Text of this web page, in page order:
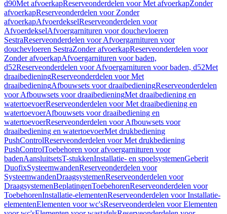
d90Met afvoerkapReserveonderdelen voor Met afvoerkapZonder
afvoerkapReserveonderdelen voor Zonder
afvoerkapAfvoerdekselReserveonderdelen voor
AfvoerdekselAfvoergarnituren voor douchevloeren
SestraReserveonderdelen voor Afvoergarnituren voor
douchevloeren SestraZonder afvoerkapReserveonderdelen voor
Zonder afvoerkapAfvoergarnituren voor baden,
d52Reserveonderdelen voor Afvoergarnituren voor baden, d52Met
draaibedieningReserveonderdelen voor Met
draaibedieningAfbouwsets voor draaibedieningReserveonderdelen
voor Afbouwsets voor draaibedieningMet draaibediening en
watertoevoerReserveonderdelen voor Met draaibediening en
watertoevoerAfbouwsets voor draaibediening en
watertoevoerReserveonderdelen voor Afbouwsets voor
draaibediening en watertoevoerMet drukbediening
PushControlReserveonderdelen voor Met drukbediening
PushControlToebehoren voor afvoergarnituren voor
badenAansluitsetsT-stukkenInstallatie- en spoelsystemenGeberit
DuofixSysteemwandenReserveonderdelen voor
SysteemwandenDraagsystemenReserveonderdelen voor
DraagsystemenBeplatingenToebehorenReserveonderdelen voor
ToebehorenInstallatie-elementenReserveonderdelen voor Installatie-
elementenElementen voor wc'sReserveonderdelen voor Elementen